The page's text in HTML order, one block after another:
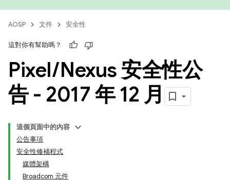
AOSP 文件 安全性
這對你有幫助嗎？
Pixel/Nexus 安全性公
告 - 2017 年 12 月
這個頁面中的內容
公告事項
安全性修補程式
媒體架構
Broadcom 元件